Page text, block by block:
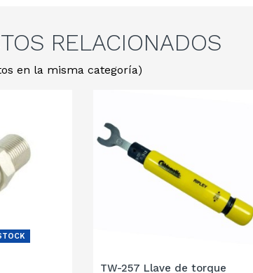
RELACIONADOS
en la misma categoría)
TW-257 Llave de torque